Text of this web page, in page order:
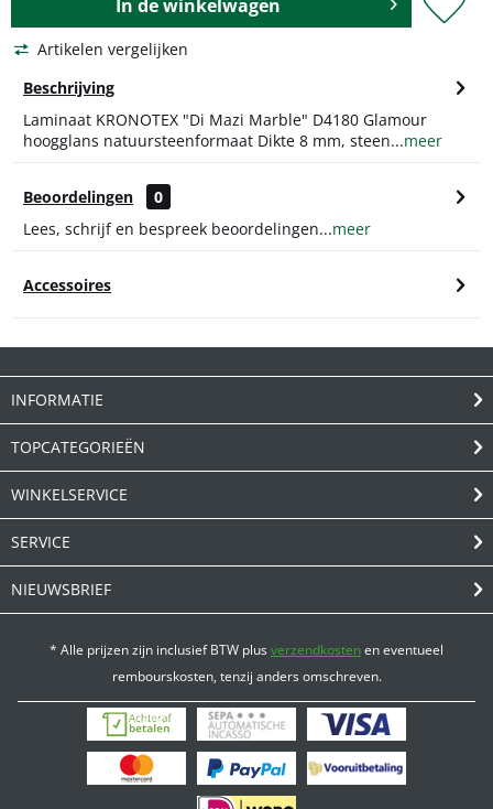
In dewinkelwagen
Artikelen vergelijken
Beschrijving
Laminaat KRONOTEX "Di Mazi Marble" D4180 Glamour
hoogglans natuursteenformaat Dikte 8 mm, steen...meer
Beoordelingen
0
Lees, schrijf en bespreek beoordelingen...meer
Accessoires
INFORMATIE
TOPCATEGORIEËN
WINKELSERVICE
SERVICE
NIEUWSBRIEF
* Alle prijzen zijn inclusief BTW plusverzendkostenen eventueel
rembourskosten, tenzij anders omschreven.